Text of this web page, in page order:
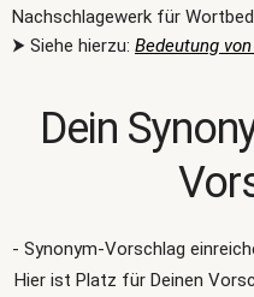
Nachschlagewerk für
⮞ Siehe hierzu: Bedeutung
Dein
- Synonym-Vorschlag
Hier ist Platz für Deinen